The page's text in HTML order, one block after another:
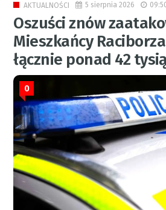
AKTUALNOŚCI 5 sierpnia 2026
Oszuści znów
Mieszkańcy
łącznie ponad 42
0